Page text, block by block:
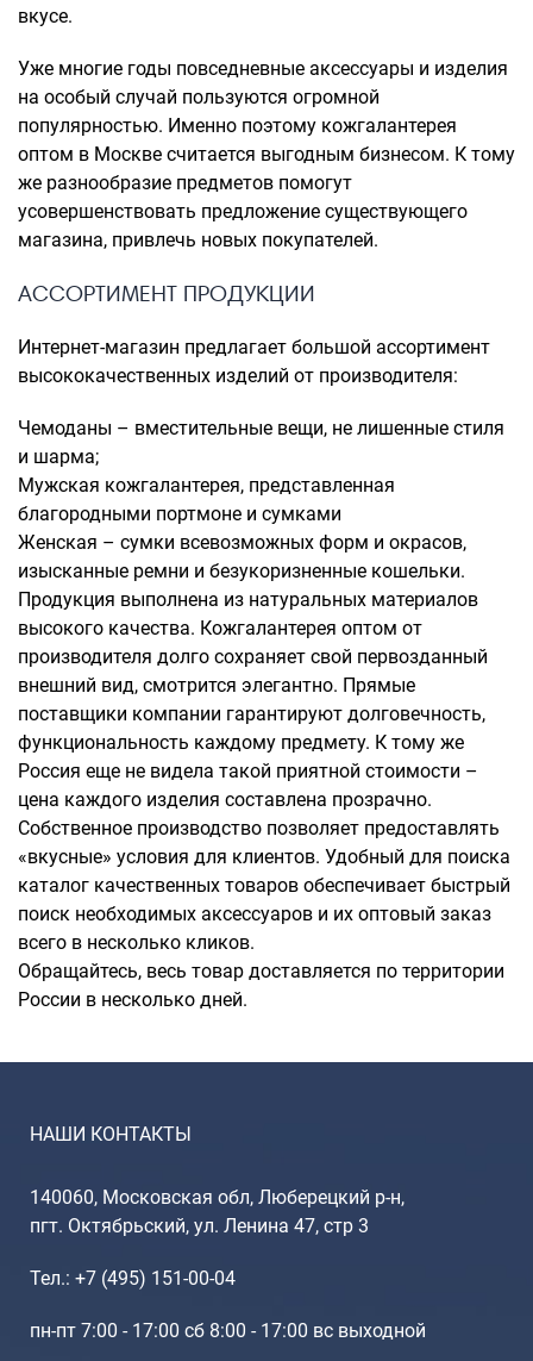
вкусе.
Уже многие годы повседневные аксессуары и изделия
на особый случай пользуются огромной
популярностью. Именно поэтому кожгалантерея
оптом в Москве считается выгодным бизнесом. К тому
же разнообразие предметов помогут
усовершенствовать предложение существующего
магазина, привлечь новых покупателей.
АССОРТИМЕНТ ПРОДУКЦИИ
Интернет-магазин предлагает большой ассортимент
высококачественных изделий от производителя:
Чемоданы – вместительные вещи, не лишенные стиля
и шарма;
Мужская кожгалантерея, представленная
благородными портмоне и сумками
Женская – сумки всевозможных форм и окрасов,
изысканные ремни и безукоризненные кошельки.
Продукция выполнена из натуральных материалов
высокого качества. Кожгалантерея оптом от
производителя долго сохраняет свой первозданный
внешний вид, смотрится элегантно. Прямые
поставщики компании гарантируют долговечность,
функциональность каждому предмету. К тому же
Россия еще не видела такой приятной стоимости –
цена каждого изделия составлена прозрачно.
Собственное производство позволяет предоставлять
«вкусные» условия для клиентов. Удобный для поиска
каталог качественных товаров обеспечивает быстрый
поиск необходимых аксессуаров и их оптовый заказ
всего в несколько кликов.
Обращайтесь, весь товар доставляется по территории
России в несколько дней.
НАШИ КОНТАКТЫ
140060, Московская обл, Люберецкий р-н,
пгт. Октябрьский, ул. Ленина 47, стр 3
Тел.: +7 (495) 151-00-04
пн-пт 7:00 - 17:00 сб 8:00 - 17:00 вс выходной